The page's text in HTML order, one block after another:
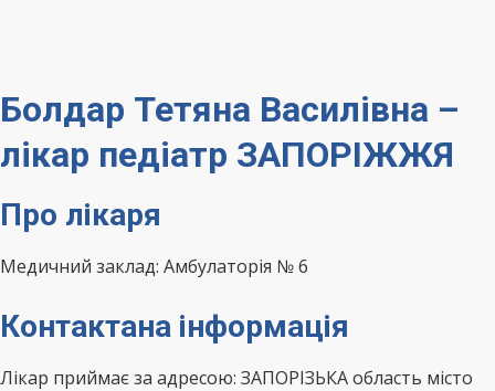
Болдар Тетяна Василівна –
лікар педіатр ЗАПОРІЖЖЯ
Про лікаря
Медичний заклад: Амбулаторія № 6
Контактана інформація
Лікар приймає за адресою: ЗАПОРІЗЬКА область місто